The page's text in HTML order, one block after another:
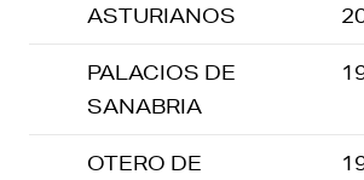
ASTURIANOS
PALACIOS DE
SANABRIA
OTERO DE